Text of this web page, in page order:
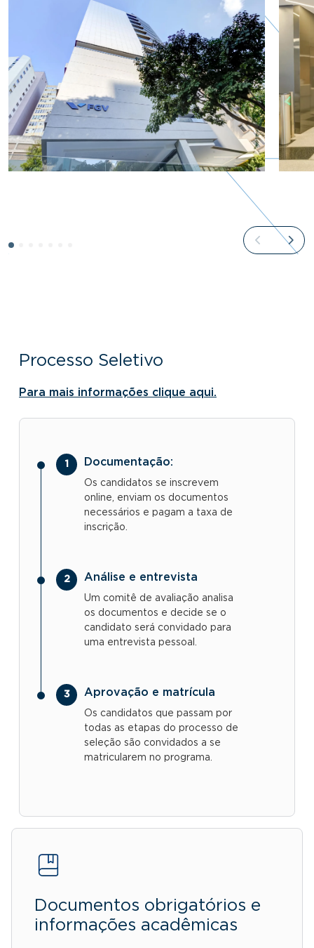
Processo Seletivo
Para mais informações clique aqui.
Documentação:
Os candidatos se inscrevem
online, enviam os documentos
necessários e pagam a taxa de
inscrição.
Análise e entrevista
Um comitê de avaliação analisa
os documentos e decide se o
candidato será convidado para
uma entrevista pessoal.
Aprovação e matrícula
Os candidatos que passam por
todas as etapas do processo de
seleção são convidados a se
matricularem no programa.
Documentos obrigatórios e
informações acadêmicas